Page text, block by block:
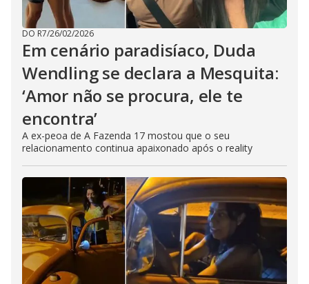
DO R7/26/02/2026
Em cenário paradisíaco, Duda
Wendling se declara a Mesquita:
‘Amor não se procura, ele te
encontra’
A ex-peoa de A Fazenda 17 mostou que o seu
relacionamento continua apaixonado após o reality